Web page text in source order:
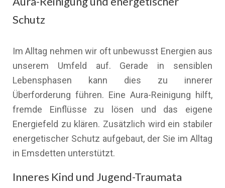
Schutz
Im Alltag nehmen wir oft unbewusst Energien aus
unserem Umfeld auf. Gerade in sensiblen
Lebensphasen kann dies zu innerer
Überforderung führen. Eine Aura-Reinigung hilft,
fremde Einflüsse zu lösen und das eigene
Energiefeld zu klären. Zusätzlich wird ein stabiler
energetischer Schutz aufgebaut, der Sie im Alltag
in Emsdetten unterstützt.
Inneres Kind und Jugend-Traumata